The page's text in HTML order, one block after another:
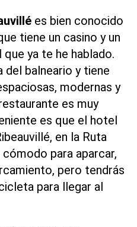
es bien conocido
tiene un casino y un
que ya te he hablado.
del balneario y tiene
modernas y
es muy
es que el hotel
en la Ruta
cómodo para aparcar,
pero tendrás
para llegar al